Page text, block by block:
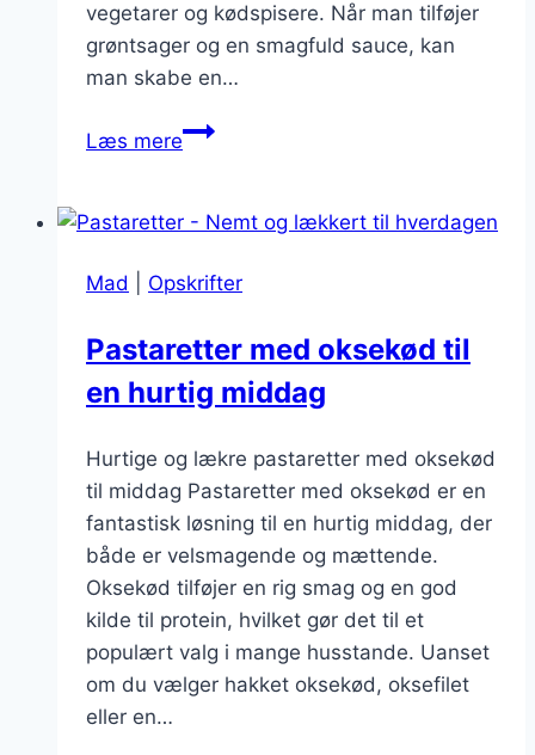
vegetarer og kødspisere. Når man tilføjer
grøntsager og en smagfuld sauce, kan
man skabe en…
Læs merePastaretter
og
sauce
Mad Opskrifter
Pastaretter med oksekød til
en hurtig middag
Hurtige og lækre pastaretter med oksekød
til middag Pastaretter med oksekød er en
fantastisk løsning til en hurtig middag, der
både er velsmagende og mættende.
Oksekød tilføjer en rig smag og en god
kilde til protein, hvilket gør det til et
populært valg i mange husstande. Uanset
om du vælger hakket oksekød, oksefilet
eller en…